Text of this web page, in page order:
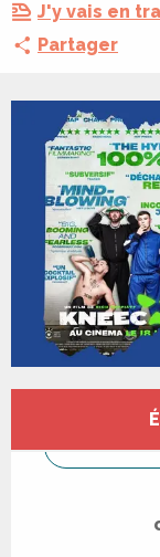
J'y vais en
Partager